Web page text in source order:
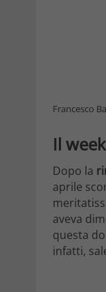
Francesco
Il
Dopo la
aprile
aveva
questa
infatti,